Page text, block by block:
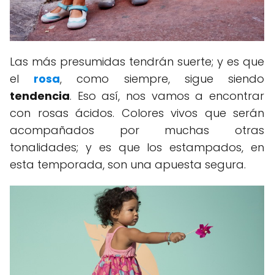
Las más presumidas tendrán suerte; y es que
el rosa, como siempre, sigue siendo
tendencia. Eso así, nos vamos a encontrar
con rosas ácidos. Colores vivos que serán
acompañados por muchas otras
tonalidades; y es que los estampados, en
esta temporada, son una apuesta segura.